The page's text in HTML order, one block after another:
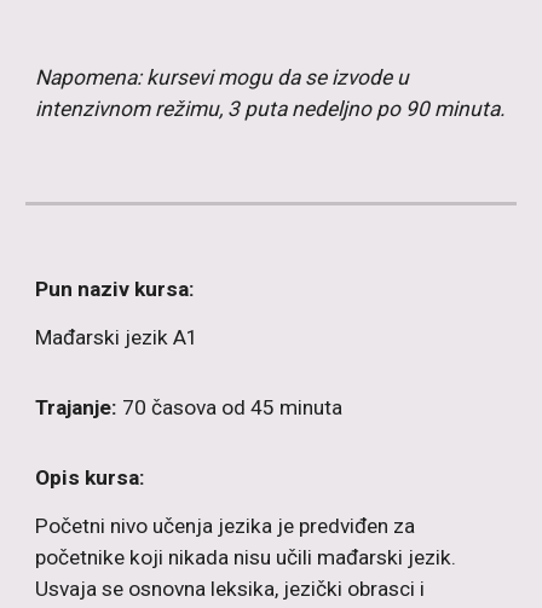
Napomena: kursevi mogu da se izvode u
intenzivnom režimu, 3 puta nedeljno po 90 minuta.
Pun naziv kursa:
Mađarski jezik A1
Trajanje: 70 časova od 45 minuta
Opis kursa:
Početni nivo učenja jezika je predviđen za
početnike koji nikada nisu učili mađarski jezik.
Usvaja se osnovna leksika, jezički obrasci i